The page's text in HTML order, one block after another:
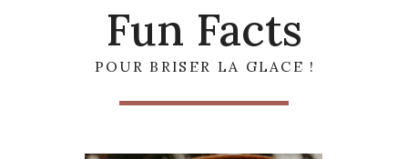
Fun Facts
POUR BRISER LA GLACE !